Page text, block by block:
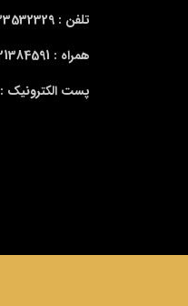
تلفن : 33532329 –
همراه : 09121384591
پست الکترونیک :rjbshop66@gmail.com